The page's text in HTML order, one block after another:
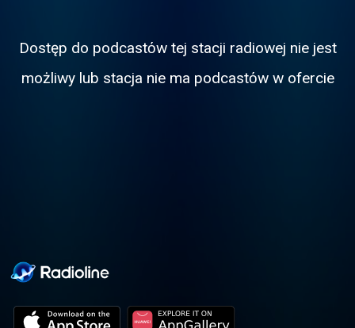
Dostęp do podcastόw tej stacji radiowej nie jest
możliwy lub stacja nie ma podcastόw w ofercie